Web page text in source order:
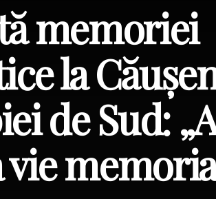
memoriei
la
de Sud: